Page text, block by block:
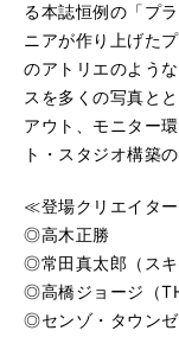
る本誌恒例の「プ
ニアが作り上げた
のアトリエのよう
スを多くの写真と
アウト、モニター
ト・スタジオ構築
≪登場クリエイタ
◎高木正勝
◎常田真太郎（スキ
◎高橋ジョージ（
◎センゾ・タウンゼ